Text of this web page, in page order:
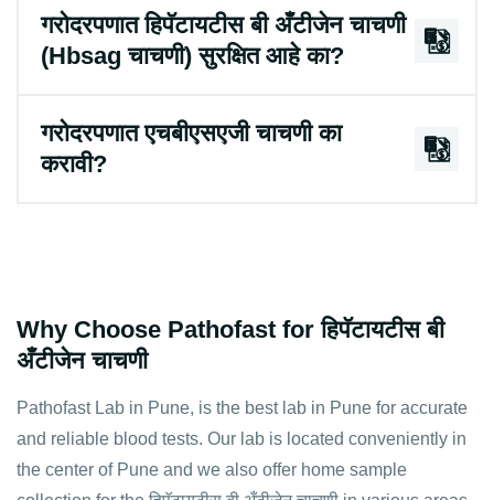
गरोदरपणात हिपॅटायटीस बी अँटीजेन चाचणी
(Hbsag चाचणी) सुरक्षित आहे का?
गरोदरपणात एचबीएसएजी चाचणी का
करावी?
Why Choose Pathofast for हिपॅटायटीस बी
अँटीजेन चाचणी
Pathofast Lab in Pune, is the best lab in Pune for accurate
and reliable blood tests. Our lab is located conveniently in
the center of Pune and we also offer home sample